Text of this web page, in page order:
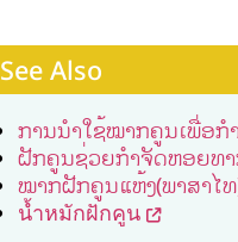
See Also
ການນຳໃຊ້ໝາກຄູນເພື່ອກ
ຝັກຄູນຊ່ວຍກຳຈັດຫອຍທາ
ໝາກຝັກຄູນແຫ້ງ(ພາສາໄ
น้ำหมักฝักคูน